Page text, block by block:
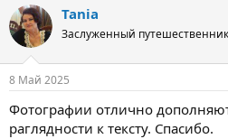
Tania
Заслуженный путешественник
8 Май 2025
Фотографии отлично
раглядности к тексту. Спасибо.